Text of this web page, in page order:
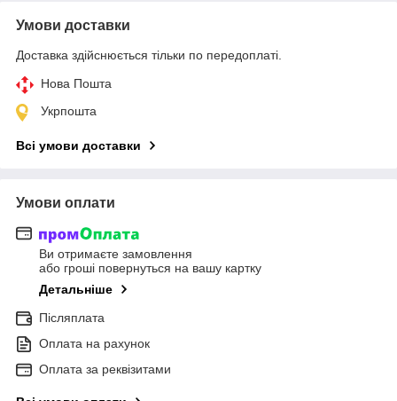
Умови доставки
Доставка здійснюється тільки по передоплаті.
Нова Пошта
Укрпошта
Всі умови доставки
Умови оплати
Ви отримаєте замовлення
або гроші повернуться на вашу картку
Детальніше
Післяплата
Оплата на рахунок
Оплата за реквізитами